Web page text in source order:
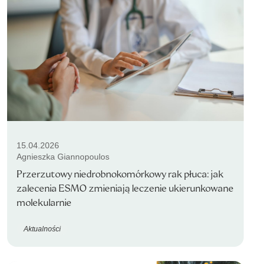
15.04.2026
Agnieszka Giannopoulos
Przerzutowy niedrobnokomórkowy rak płuca: jak
zalecenia ESMO zmieniają leczenie ukierunkowane
molekularnie
Aktualności